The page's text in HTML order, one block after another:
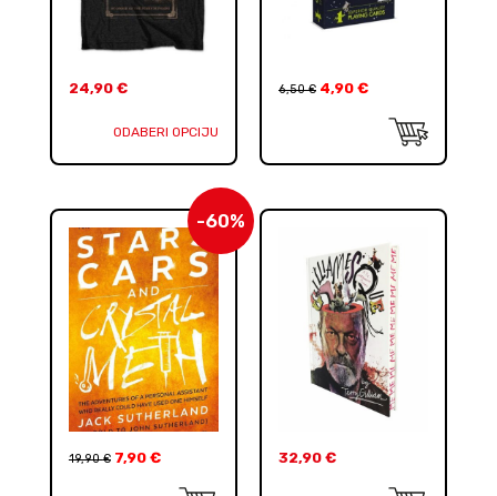
24,90 €
ODABERI OPCIJU
6,50€ 4,90 €
-60%
19,90€ 7,90 € 32,90 €